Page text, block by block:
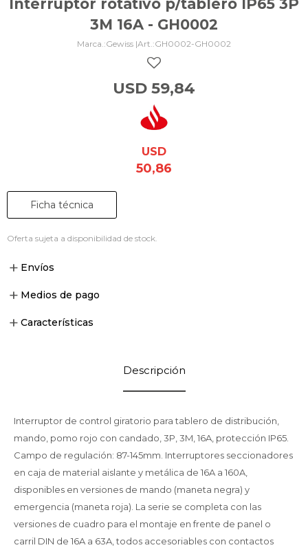
Interruptor rotativo p/tablero IP65 3P
3M 16A - GH0002
Gewiss | GH0002-GH0002
USD 59,84
USD
50,86
Ficha técnica
Oferta sujeta a disponibilidad de stock.
Envíos
Medios de pago
Características
Descripción
Interruptor de control giratorio para tablero de distribución,
mando, pomo rojo con candado, 3P, 3M, 16A, protección IP65.
Campo de regulación: 87-145mm. Interruptores seccionadores
en caja de material aislante y metálica de 16A a 160A,
disponibles en versiones de mando (maneta negra) y
emergencia (maneta roja). La serie se completa con las
versiones de cuadro para el montaje en frente de panel o
carril DIN de 16A a 63A, todos accesoriables con contactos